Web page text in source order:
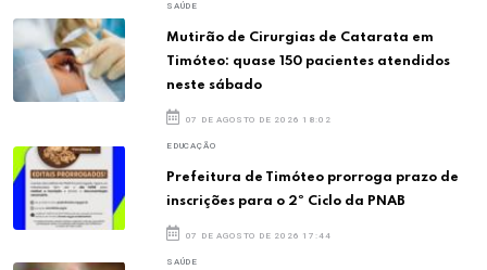
SAÚDE
Mutirão de Cirurgias de Catarata em
Timóteo: quase 150 pacientes atendidos
neste sábado
07 DE AGOSTO DE 2026 18:02
EDUCAÇÃO
Prefeitura de Timóteo prorroga prazo de
inscrições para o 2º Ciclo da PNAB
07 DE AGOSTO DE 2026 17:44
SAÚDE